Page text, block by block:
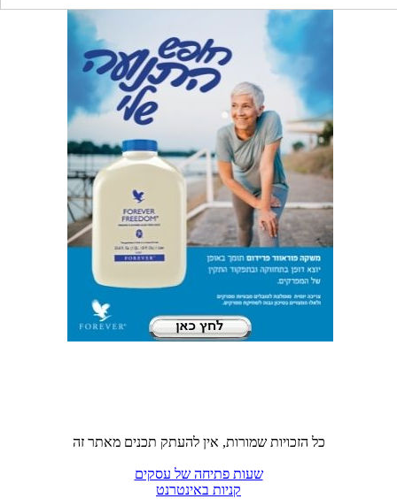
כל הזכויות שמורות, אין להעתק תכנים מאתר זה
שעות פתיחה של עסקים
קניות באינטרנט